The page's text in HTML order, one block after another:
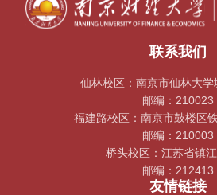
联系我们
仙林校区：南京市仙林大
邮编：210023
福建路校区：南京市鼓楼区
邮编：210003
桥头校区：江苏省镇
邮编：212413
友情链接